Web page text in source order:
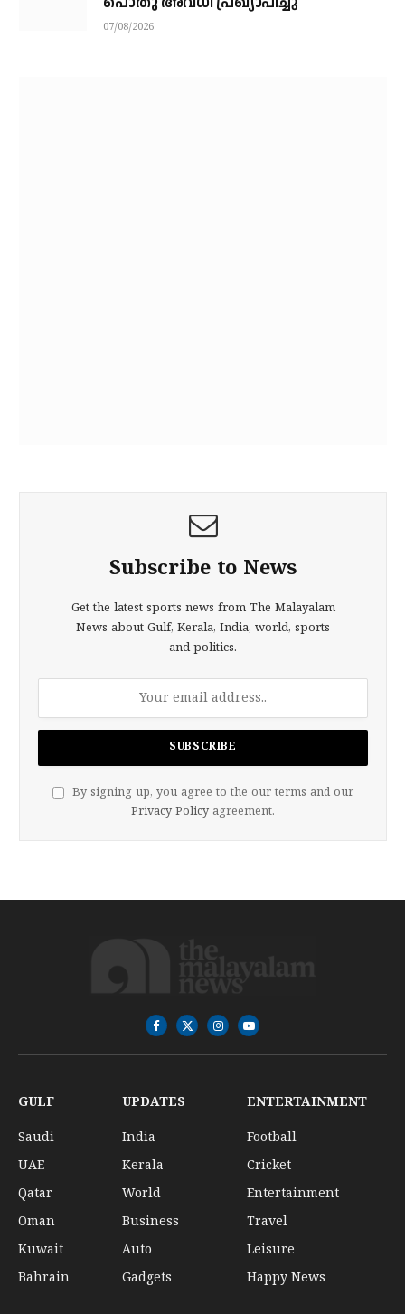
07/08/2026
Subscribe to News
Get the latest sports news from The Malayalam
News about Gulf, Kerala, India, world, sports
and politics.
By signing up, you agree to the our terms and our
Privacy Policy agreement.
Facebook
X
(Twitter)
InstagramYouTube
GULF
Saudi
UAE
Qatar
Oman
Kuwait
Bahrain
UPDATES
India
Kerala
World
Business
Auto
Gadgets
ENTERTAINMENT
Football
Cricket
Entertainment
Travel
Leisure
Happy News